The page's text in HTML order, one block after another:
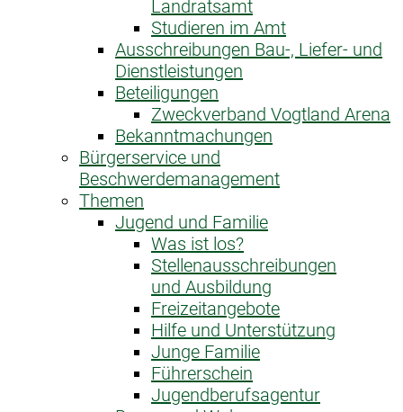
Landratsamt
Studieren im Amt
Ausschreibungen Bau-, Liefer- und
Dienstleistungen
Beteiligungen
Zweckverband Vogtland Arena
Bekanntmachungen
Bürgerservice und
Beschwerdemanagement
Themen
Jugend und Familie
Was ist los?
Stellenausschreibungen
und Ausbildung
Freizeitangebote
Hilfe und Unterstützung
Junge Familie
Führerschein
Jugendberufsagentur